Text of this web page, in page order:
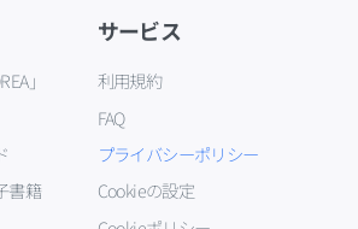
」
書籍
サービス
利用規約
FAQ
プライバシーポリシー
Cookieの設定